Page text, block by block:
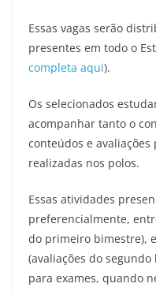
Essas vagas serão
presentes em todo o
completa aqui).
Os selecionados
acompanhar tanto o
conteúdos e
realizadas nos polos.
Essas atividades
preferencialmente,
do primeiro bimestre),
(avaliações do
para exames, quando